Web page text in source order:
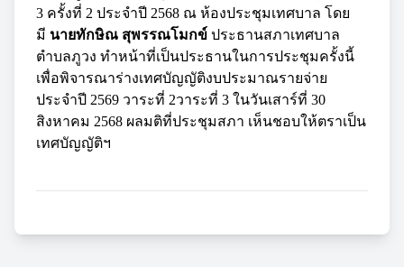
3 ครั้งที่ 2 ประจำปี 2568 ณ ห้องประชุมเทศบาล โดย
มี นายทักษิณ สุพรรณโมกข์ ประธานสภาเทศบาล
ตำบลภูวง ทำหน้าที่เป็นประธานในการประชุมครั้งนี้
เพื่อพิจารณาร่างเทศบัญญัติงบประมาณรายจ่าย
ประจำปี 2569 วาระที่ 2วาระที่ 3 ในวันเสาร์ที่ 30
สิงหาคม 2568 ผลมติที่ประชุมสภา เห็นชอบให้ตราเป็น
เทศบัญญัติฯ